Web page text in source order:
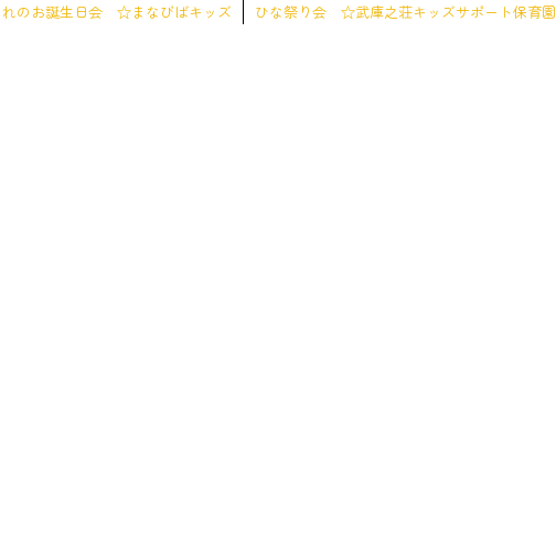
れのお誕生日会 ☆まなびばキッズ ひな祭り会 ☆武庫之荘キッズサポート保育園